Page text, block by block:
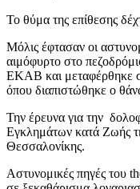
Το θύμα της επίθεσης
Μόλις έφτασαν οι
αιμόφυρτο στο
ΕΚΑΒ και μεταφέρθηκε
όπου διαπιστώθηκε ο
Την έρευνα για την
Εγκλημάτων κατά Ζωής
Θεσσαλονίκης.
Αστυνομικές πηγές του